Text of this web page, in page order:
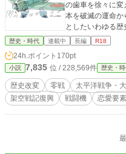
の歯車を徐々に変えていく…。 新
本を破滅の運命から救えるか！
としたいわゆる
ァンタジー要素、
ャラクターの妄想とお考え下さ
んスレッド https://hayabusa.open2ch.net/test/read.cgi/livejup
iter/1622631271/ レス４７の方のご厚意です。感謝！！ 姉妹
作「黄金の艦隊」
歴史・時代 連載中 長編 R18
24h.ポイント 170pt
小説 7,835 位 / 228,569件 歴史・
歴史改変 零戦 太平洋戦争・
架空戦記復興
戦闘機 恋愛要